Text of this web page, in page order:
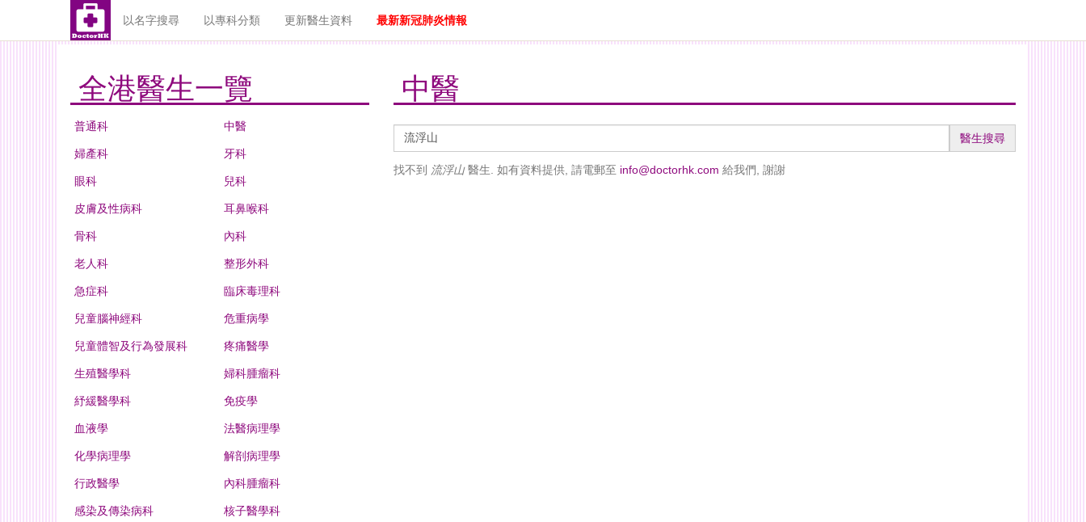
以名字搜尋 以專科分類 更新醫生資料 最新新冠肺炎情報
全港醫生一覽
普通科 中醫
婦產科 牙科
眼科 兒科
皮膚及性病科 耳鼻喉科
骨科 內科
老人科 整形外科
急症科 臨床毒理科
兒童腦神經科 危重病學
兒童體智及行為發展科 疼痛醫學
生殖醫學科 婦科腫瘤科
紓緩醫學科 免疫學
血液學 法醫病理學
化學病理學 解剖病理學
行政醫學 內科腫瘤科
感染及傳染病科 核子醫學科
中醫
生
搜
醫生搜尋
找不到 流浮山醫生. 如有資料提供, 請電郵至 info@doctorhk.com 給我們, 謝謝